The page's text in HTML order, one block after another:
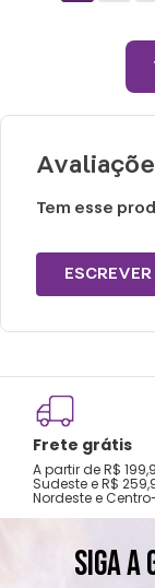
deixe pelo
poder
Choques
Não é a
carregue o
mochilas.
Lavar com
neutro.
Não vai ao
Não utilizar
Tem esse
Frete grátis
A partir de R$
Sudeste e R$
Nordeste e
SIGA A